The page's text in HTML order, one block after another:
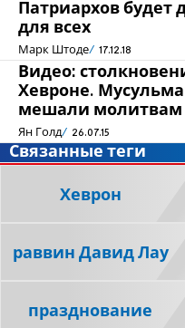
Патриархов будет
для всех
Марк Штоде 17.12.18
Видео:
Хевроне.
мешали молитвам
Ян Голд 26.07.15
Связанные теги
Хеврон
раввин Давид Лау
празднование